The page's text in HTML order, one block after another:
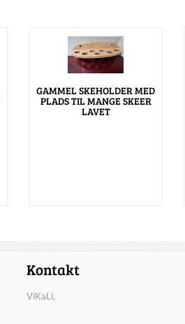
GAMMEL SKEHOLDER MED
PLADS TIL MANGE SKEER
LAVET
Kontakt
ViKaLi,